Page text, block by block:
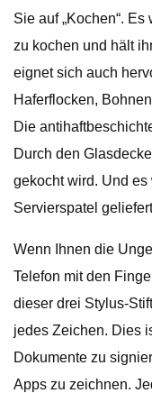
Sie auf „Kochen“.
zu kochen und hält
eignet sich auch
Haferflocken,
Die
Durch den
gekocht wird. Und
Servierspatel
Wenn Ihnen die
Telefon mit den
dieser drei Stylus-
jedes Zeichen. Dies
Dokumente zu
Apps zu zeichnen.